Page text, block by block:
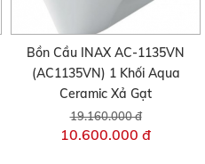
Bồn Cầu INAX AC-1135VN
(AC1135VN) 1 Khối Aqua
Ceramic Xả Gạt
19.160.000 đ
10.600.000 đ